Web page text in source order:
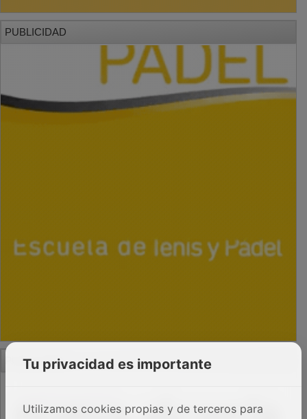
PUBLICIDAD
PUBLICIDAD
Tu privacidad es importante
Utilizamos cookies propias y de terceros para